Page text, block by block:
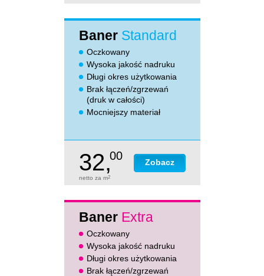
Baner Standard
Oczkowany
Wysoka jakość nadruku
Długi okres użytkowania
Brak łączeń/zgrzewań
(druk w całości)
Mocniejszy materiał
Zobacz
32,00
netto za m2
Baner Extra
Oczkowany
Wysoka jakość nadruku
Długi okres użytkowania
Brak łączeń/zgrzewań